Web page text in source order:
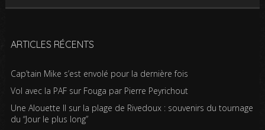
ARTICLES RÉCENTS
Cap’tain Mike s’est envolé pour la dernière fois
Vol avec la PAF sur Fouga par Pierre Peyrichout
Une Alouette II sur la plage de Rivedoux : souvenirs du tournage
du “Jour le plus long”